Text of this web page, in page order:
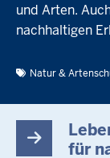
und Arten.
nachhaltigen
Natur &
für